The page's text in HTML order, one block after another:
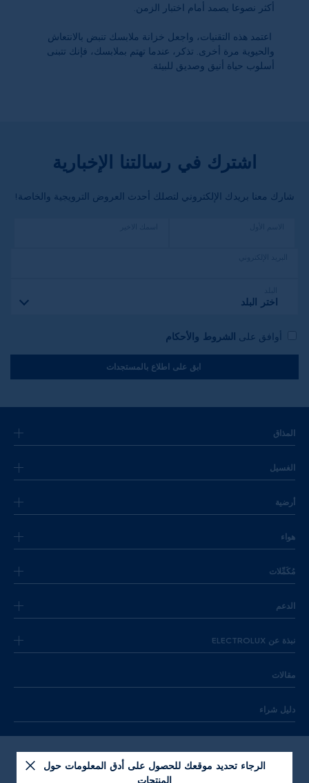
أكثر نصوعا يصمد أمام اختبار الزمن.
اعتمد هذه التقنيات، واجعل خزانة ملابسك تنبض بالانتعاش
والحيوية مرة أخرى. تذكر، عندما تهتم بملابسك، فإنك تتبنى
أسلوب حياة أنيق وصديق للبيئة.
اشترك في رسالتنا الإخبارية
شارك معنا بريدك الإلكتروني لتصلك أحدث العروض الترويجية والخاصة!
اختر البلد
أوافق على الشروط والأحكام
ابق على اطلاع بالمستجدات
المذاق
الغسيل
أرضية
هواء
مُكَمِّلات
الدعم
نبذة عن ELECTROLUX
مقالات
دليل شراء
الرجاء تحديد موقعك للحصول على أدق المعلومات حول
المنتجات